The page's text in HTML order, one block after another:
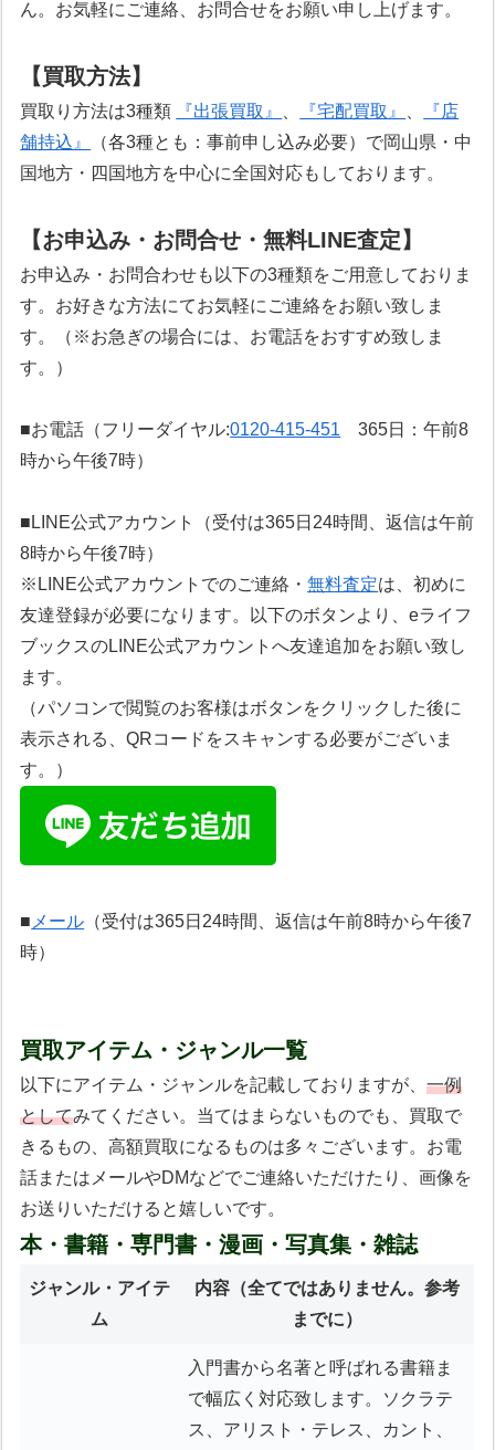
ん。お気軽にご連絡、お問合せをお願い申し上げます。
【買取方法】
買取り方法は3種類 『出張買取』 『宅配買取』
『店
舗持込』
（各3種とも：事前申し込み必要）で岡山県・中
国地方・四国地方を中心に全国対応もしております。
【お申込み・お問合せ・無料LINE査定】
お申込み・お問合わせも以下の3種類をご用意しておりま
す。お好きな方法にてお気軽にご連絡をお願い致しま
す。（※お急ぎの場合には、お電話をおすすめ致しま
す。）
■お電話（フリーダイヤル:0120-415-451 365日：午前8
時から午後7時）
■LINE公式アカウント（受付は365日24時間、返信は午前
8時から午後7時）
※LINE公式アカウントでのご連絡・無料査定は、初めに
友達登録が必要になります。以下のボタンより、eライフ
ブックスのLINE公式アカウントへ友達追加をお願い致し
ます。
（パソコンで閲覧のお客様はボタンをクリックした後に
表示される、QRコードをスキャンする必要がございま
す。）
■ メール （受付は365日24時間、返信は午前8時から午後7
時）
買取アイテム・ジャンル一覧
以下にアイテム・ジャンルを記載しておりますが、一例
としてみてください。当てはまらないものでも、買取で
きるもの、高額買取になるものは多々ございます。お電
話またはメールやDMなどでご連絡いただけたり、画像を
お送りいただけると嬉しいです。
本・書籍・専門書・漫画・写真集・雑誌
ジャンル・アイテ
ム
内容（全てではありません。参考
までに）
入門書から名著と呼ばれる書籍ま
で幅広く対応致します。ソクラテ
ス、アリスト・テレス、カント、